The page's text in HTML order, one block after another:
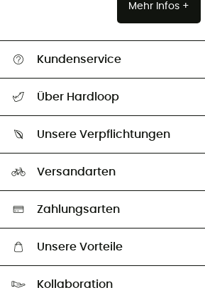
Mehr Infos +
Kundenservice
Größentabelle
Vertrag widerrufen
Über Hardloop
Unsere Botschafter
Unsere Verpflichtungen
Auswahl an nachhaltigen Produkten
Versandarten
Zahlungsarten
Unsere Vorteile
Kollaboration